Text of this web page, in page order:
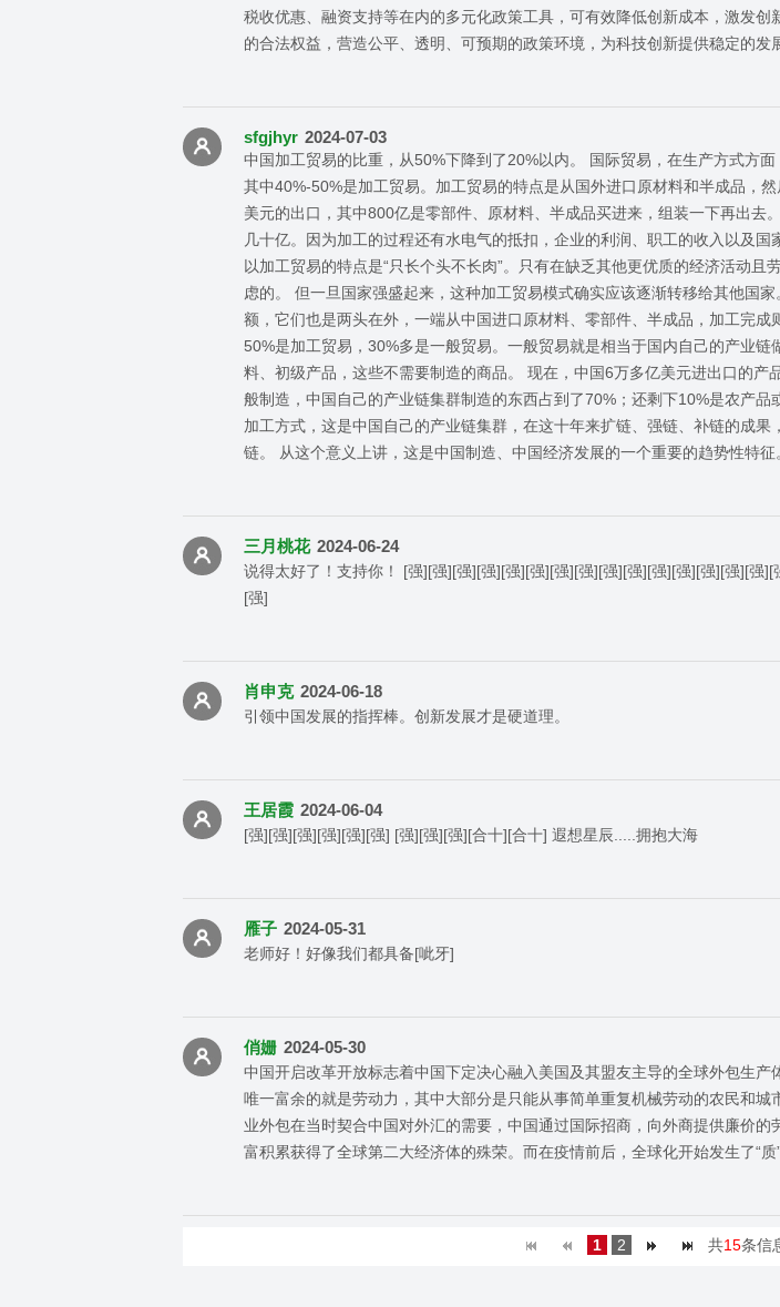
税收优惠、融资支持等在内的多元化政策工具，可有效降低创新成本，激发创
的合法权益，营造公平、透明、可预期的政策环境，为科技创新提供稳定的发
sfgjhyr 2024-07-03
中国加工贸易的比重，从50%下降到了20%以内。 国际贸易，在生产方式方
其中40%-50%是加工贸易。加工贸易的特点是从国外进口原材料和半成品，
美元的出口，其中800亿是零部件、原材料、半成品买进来，组装一下再出去
几十亿。因为加工的过程还有水电气的抵扣，企业的利润、职工的收入以及
以加工贸易的特点是“只长个头不长肉”。只有在缺乏其他更优质的经济活动
虑的。 但一旦国家强盛起来，这种加工贸易模式确实应该逐渐转移给其他国
额，它们也是两头在外，一端从中国进口原材料、零部件、半成品，加工完
50%是加工贸易，30%多是一般贸易。一般贸易就是相当于国内自己的产业
料、初级产品，这些不需要制造的商品。 现在，中国6万多亿美元进出口的产
般制造，中国自己的产业链集群制造的东西占到了70%；还剩下10%是农产
加工方式，这是中国自己的产业链集群，在这十年来扩链、强链、补链的成
链。 从这个意义上讲，这是中国制造、中国经济发展的一个重要的趋势性特征
三月桃花 2024-06-24
说得太好了！支持你！ [强][强][强][强][强][强][强][强][强][强][强][强][强][强][强
[强]
肖申克 2024-06-18
引领中国发展的指挥棒。创新发展才是硬道理。
王居霞 2024-06-04
[强][强][强][强][强][强] [强][强][强][合十][合十] 遐想星辰.....拥抱大海
雁子 2024-05-31
老师好！好像我们都具备[呲牙]
俏姗 2024-05-30
中国开启改革开放标志着中国下定决心融入美国及其盟友主导的全球外包生
唯一富余的就是劳动力，其中大部分是只能从事简单重复机械劳动的农民和
业外包在当时契合中国对外汇的需要，中国通过国际招商，向外商提供廉价
富积累获得了全球第二大经济体的殊荣。而在疫情前后，全球化开始发生了“
1 2 共15条信